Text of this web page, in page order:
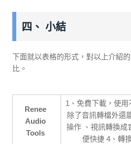
四、 小結
下面就以表格的形式，對以上介紹
比。
Renee
Audio
Tools
1、免費下載，使用
除了音訊轉檔外還
操作 、視訊轉換成
便快捷 4、轉